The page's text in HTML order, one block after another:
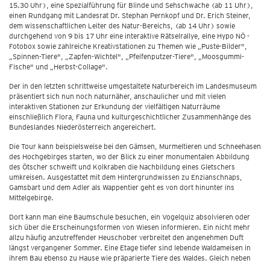
15.30 Uhr), eine Spezialführung für Blinde und Sehschwache (ab 11 Uhr),
einen Rundgang mit Landesrat Dr. Stephan Pernkopf und Dr. Erich Steiner,
dem wissenschaftlichen Leiter des Natur-Bereichs, (ab 14 Uhr) sowie
durchgehend von 9 bis 17 Uhr eine interaktive Rätselrallye, eine Hypo NÖ -
Fotobox sowie zahlreiche Kreativstationen zu Themen wie „Puste-Bilder",
„Spinnen-Tiere", „Zapfen-Wichtel", „Pfeifenputzer-Tiere", „Moosgummi-
Fische" und „Herbst-Collage".
Der in den letzten schrittweise umgestaltete Naturbereich im Landesmuseum
präsentiert sich nun noch naturnäher, anschaulicher und mit vielen
interaktiven Stationen zur Erkundung der vielfältigen Naturräume
einschließlich Flora, Fauna und kulturgeschichtlicher Zusammenhänge des
Bundeslandes Niederösterreich angereichert.
Die Tour kann beispielsweise bei den Gämsen, Murmeltieren und Schneehasen
des Hochgebirges starten, wo der Blick zu einer monumentalen Abbildung
des Ötscher schweift und Kolkraben die Nachbildung eines Gletschers
umkreisen. Ausgestattet mit dem Hintergrundwissen zu Enzianschnaps,
Gamsbart und dem Adler als Wappentier geht es von dort hinunter ins
Mittelgebirge.
Dort kann man eine Baumschule besuchen, ein Vogelquiz absolvieren oder
sich über die Erscheinungsformen von Wiesen informieren. Ein nicht mehr
allzu häufig anzutreffender Heuschober verbreitet den angenehmen Duft
längst vergangener Sommer. Eine Etage tiefer sind lebende Waldameisen in
ihrem Bau ebenso zu Hause wie präparierte Tiere des Waldes. Gleich neben